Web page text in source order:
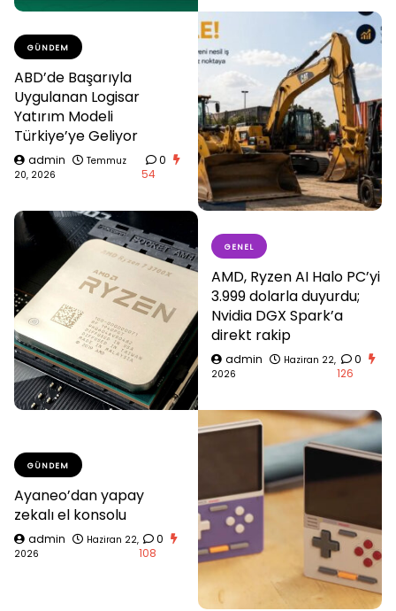
GÜNDEM
ABD’de Başarıyla
Uygulanan Logisar
Yatırım Modeli
Türkiye’ye Geliyor
admin
Temmuz
20, 2026
0
54
GENEL
AMD, Ryzen AI Halo PC’yi
3.999 dolarla duyurdu;
Nvidia DGX Spark’a
direkt rakip
admin
Haziran 22,
2026
0
126
GÜNDEM
Ayaneo’dan yapay
zekalı el konsolu
admin
Haziran 22,
2026
0
108